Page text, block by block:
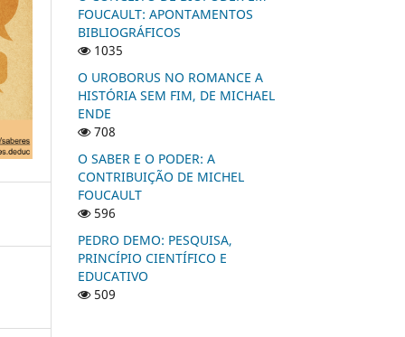
FOUCAULT: APONTAMENTOS
BIBLIOGRÁFICOS
1035
O UROBORUS NO ROMANCE A
HISTÓRIA SEM FIM, DE MICHAEL
ENDE
708
O SABER E O PODER: A
CONTRIBUIÇÃO DE MICHEL
FOUCAULT
596
PEDRO DEMO: PESQUISA,
PRINCÍPIO CIENTÍFICO E
EDUCATIVO
509